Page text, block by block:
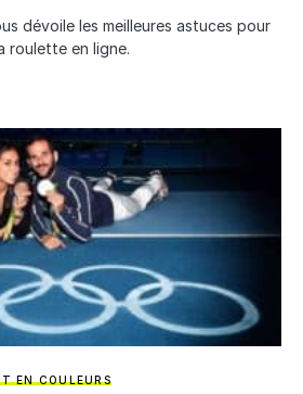
dévoile les meilleures astuces pour
roulette en ligne.
EN COULEURS